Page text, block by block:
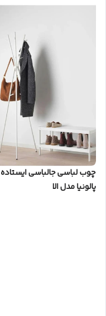
چوب لباسی جالباسی ایستاده
پالونیا مدل الا